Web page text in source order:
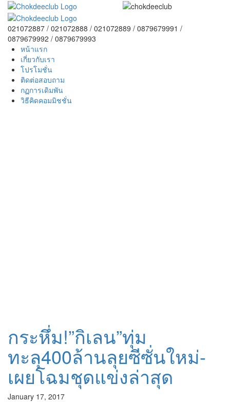
021072887 / 021072888 / 021072889 / 0879679991 /
0879679992 / 0879679993
หน้าแรก
เกี่ยวกับเรา
โปรโมชั่น
ติดต่อสอบถาม
กฏการเดิมพัน
วิธีคิดคอมมิชชั่น
กระหึ่ม!”กิเลน”ทุ่ม
ทะลุ400ล้านลุยซีซั่นใหม่-
เผยโฉมชุดแข่งล่าสุด
January 17, 2017